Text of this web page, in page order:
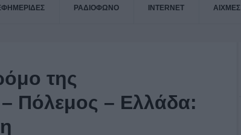
ΡΑΔΙΟΦΩΝΟ INTERNET ΑΙΧΜΕΣ
της
Πόλεμος – Ελλάδα: